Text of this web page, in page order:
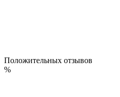
Положительных отзывов
%